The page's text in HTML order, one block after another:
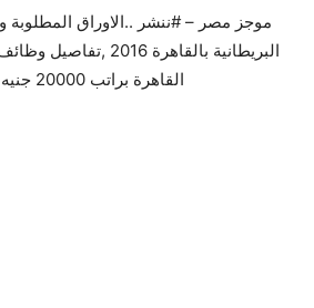
موجز مصر – #ننشر ..الاوراق
البريطانية بالقاهرة
القاهرة براتب 20000 جنيه مصري للمصريين فقط.